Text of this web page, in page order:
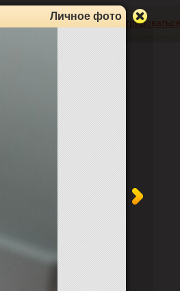
Зарегистрироваться
Личное фото